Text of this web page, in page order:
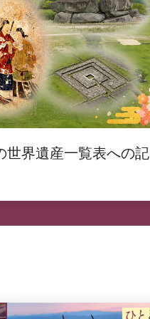
世界遺産一覧表への記